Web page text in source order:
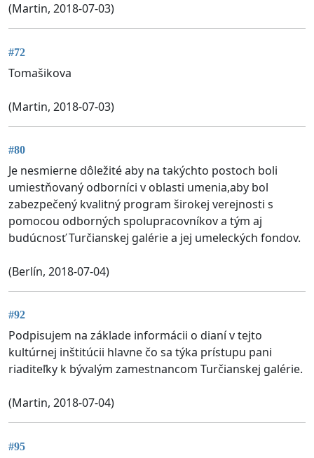
(Martin, 2018-07-03)
#72
Tomašikova
(Martin, 2018-07-03)
#80
Je nesmierne dôležité aby na takýchto postoch boli
umiestňovaný odborníci v oblasti umenia,aby bol
zabezpečený kvalitný program širokej verejnosti s
pomocou odborných spolupracovníkov a tým aj
budúcnosť Turčianskej galérie a jej umeleckých fondov.
(Berlín, 2018-07-04)
#92
Podpisujem na základe informácii o dianí v tejto
kultúrnej inštitúcii hlavne čo sa týka prístupu pani
riaditeľky k bývalým zamestnancom Turčianskej galérie.
(Martin, 2018-07-04)
#95